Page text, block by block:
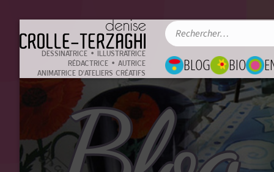
DESSINATRICE • ILLUSTRATRICE
RÉDACTRICE • AUTRICE
ANIMATRICE D'ATELIERS CRÉATIFS
BLOG BIO